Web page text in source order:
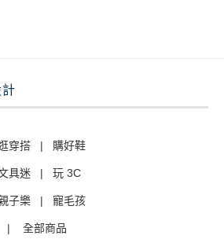
穿搭 | 購好鞋
具迷 | 玩 3C
子樂 | 寵毛孩
| 全部商品